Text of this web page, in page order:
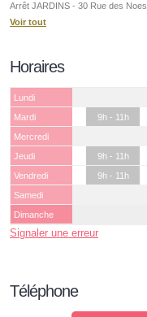
Arrêt JARDINS - 30 Rue des Noes
Voir tout
Horaires
Lundi
Mardi
9h - 11h
Mercredi
Jeudi
9h - 11h
Vendredi
9h - 11h
Samedi
Dimanche
Signaler une erreur
Téléphone